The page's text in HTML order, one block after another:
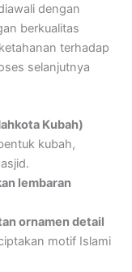
dengan
berkualitas
terhadap
selanjutnya
Kubah)
kubah,
lembaran
ornamen detail
motif Islami